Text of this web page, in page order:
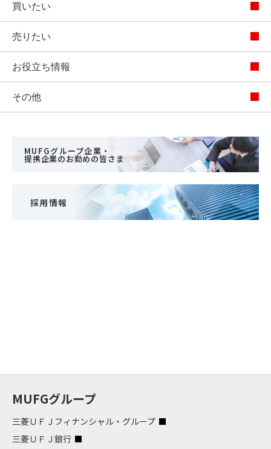
買いたい
売りたい
お役立ち情報
その他
MUFGグループ企業・
提携企業のお勤めの皆さま
採用情報
MUFGグループ
三菱ＵＦＪフィナンシャル・グループ
三菱ＵＦＪ銀行